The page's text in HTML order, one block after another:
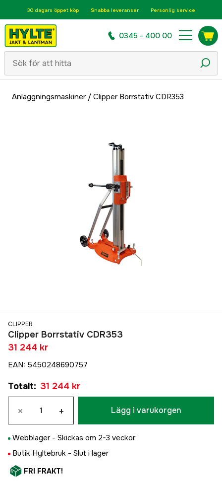
30 dagars öppet köp Snabba leveranser Personlig service
0345 - 400 00
Anläggningsmaskiner/ Clipper Borrstativ CDR353
CLIPPER
Clipper Borrstativ CDR353
31 244 kr
EAN: 5450248690757
Totalt: 31 244 kr
× + Lägg i varukorgen
Webblager - Skickas om 2-3 veckor
Butik Hyltebruk - Slut i lager
FRI FRAKT!